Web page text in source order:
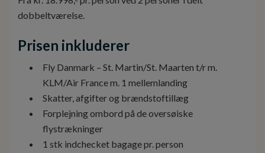
dobbeltværelse.
Prisen inkluderer
Fly Danmark – St. Martin/St. Maarten t/r m.
KLM/Air France m. 1 mellemlanding
Skatter, afgifter og brændstoftillæg
Forplejning ombord på de oversøiske
flystrækninger
1 stk indchecket bagage pr. person